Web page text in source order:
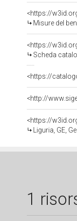
<https://
Misure del
<https://
Scheda
<https://
<http://
<https://
Liguria, GE,
1